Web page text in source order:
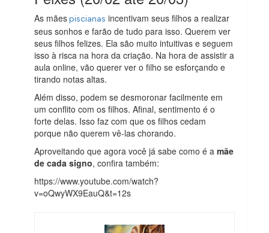
As mãespiscianas incentivam seus filhos a realizar
seus sonhos e farão de tudo para isso. Querem ver
seus filhos felizes. Ela são muito intuitivas e seguem
isso à risca na hora da criação. Na hora de assistir a
aula online, vão querer ver o filho se esforçando e
tirando notas altas.
Além disso, podem se desmoronar facilmente em
um conflito com os filhos. Afinal, sentimento é o
forte delas. Isso faz com que os filhos cedam
porque não querem vê-las chorando.
Aproveitando que agora você já sabe como é amãe
de cada signo, confira também:
https://www.youtube.com/watch?
v=oQwyWX9EauQ&t=12s